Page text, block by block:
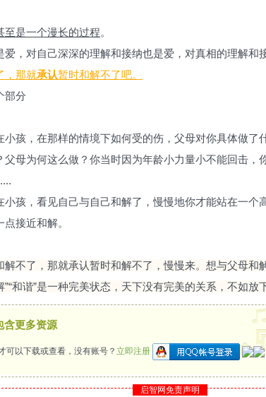
至是一个漫长的过程。
，对自己深深的理解和接纳也是爱，对真相的理解和
，那就承认暂时和解不了吧。
部分
小孩，在那样的情境下如何受的伤，父母对你具体做了
父母为何这么做？你当时因为年龄小力量小不能回击，
孩，看见自己与自己和解了，慢慢地你才能站在一个
接近和解。
解不了，那就承认暂时和解不了，慢慢来。想与父母和
”“和谐”是一种完美状态，天下没有完美的关系，不如放
含更多资源
可以下载或查看，没有账号？ 立即注册
启智网免责声明